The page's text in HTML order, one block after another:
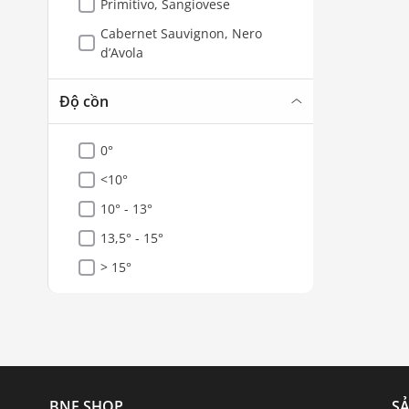
Primitivo, Sangiovese
Cabernet Sauvignon, Nero
d’Avola
Độ cồn
0°
<10°
10° - 13°
13,5° - 15°
> 15°